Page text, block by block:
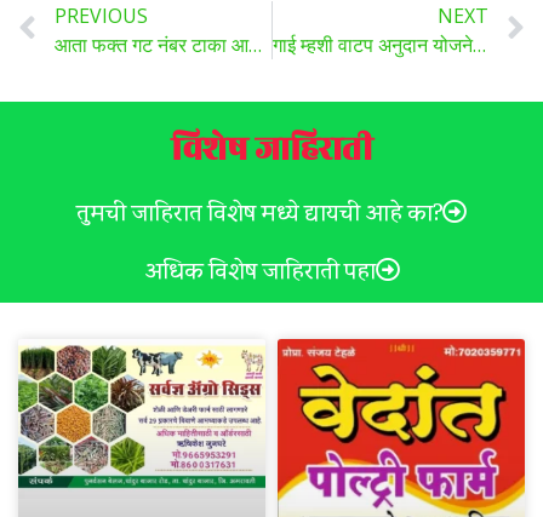
PREVIOUS
आता फक्त गट नंबर टाका आणि जमिनीचा नकाशा पहा, मोबाइल वर वाचा सविस्तर माहिती…
NEXT
गाई म्हशी वाटप अनुदान योजनेत मोठा बदल, वाचा सविस्तर ..
विशेष जाहिराती
तुमची जाहिरात विशेष मध्ये द्यायची आहे का?
अधिक विशेष जाहिराती पहा